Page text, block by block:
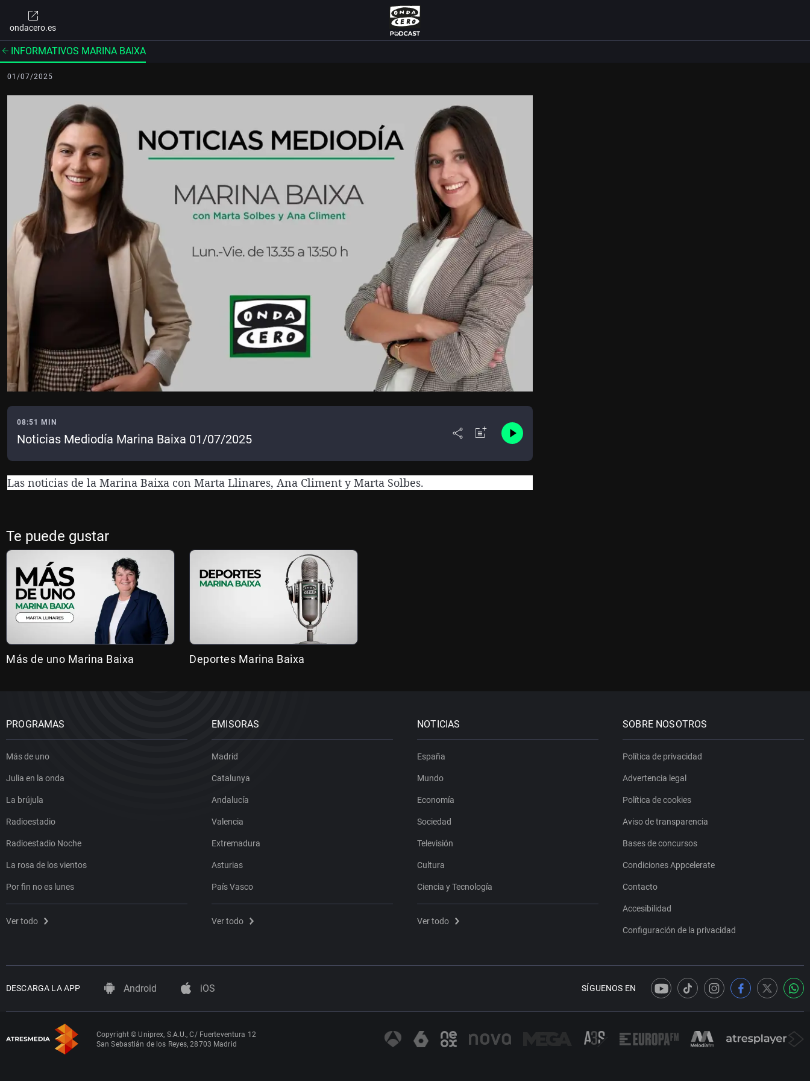
ondacero.es
INFORMATIVOS MARINA BAIXA
01/07/2025
08:51 MIN
Noticias Mediodía Marina Baixa 01/07/2025
Las noticias de la Marina Baixa con Marta Llinares, Ana Climent y Marta Solbes.
Te puede gustar
Más de uno Marina Baixa Deportes Marina Baixa
PROGRAMAS
Más de uno
Julia en la onda
La brújula
Radioestadio
Radioestadio Noche
La rosa de los vientos
Por fin no es lunes
Ver todo
EMISORAS
Madrid
Catalunya
Andalucía
Valencia
Extremadura
Asturias
País Vasco
Ver todo
NOTICIAS
España
Mundo
Economía
Sociedad
Televisión
Cultura
Ciencia y Tecnología
Ver todo
SOBRE NOSOTROS
Política de privacidad
Advertencia legal
Política de cookies
Aviso de transparencia
Bases de concursos
Condiciones Appcelerate
Contacto
Accesibilidad
Configuración de la privacidad
DESCARGA LA APP Android iOS SÍGUENOS EN
Copyright © Uniprex, S.A.U., C/ Fuerteventura 12
San Sebastián de los Reyes, 28703 Madrid